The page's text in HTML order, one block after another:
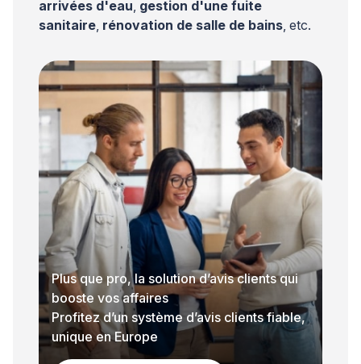
arrivées d'eau, gestion d'une fuite
sanitaire, rénovation de salle de bains, etc.
Plus que pro, la solution d’avis clients qui
booste vos affaires
Profitez d’un système d’avis clients fiable,
unique en Europe